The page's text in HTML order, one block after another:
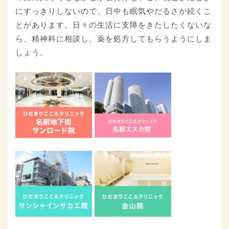
にすっきりしないので、日中も眠気やだるさが続くこ
とがあります。日々の生活に支障をきたしたくないな
ら、精神科に相談し、薬を処方してもらうようにしま
しょう。